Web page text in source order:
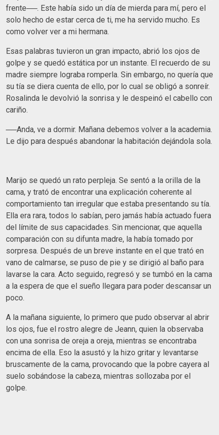
frente──. Este había sido un día de mierda para mí, pero el
solo hecho de estar cerca de ti, me ha servido mucho. Es
como volver ver a mi hermana.
Esas palabras tuvieron un gran impacto, abrió los ojos de
golpe y se quedó estática por un instante. El recuerdo de su
madre siempre lograba romperla. Sin embargo, no quería que
su tía se diera cuenta de ello, por lo cual se obligó a sonreír.
Rosalinda le devolvió la sonrisa y le despeinó el cabello con
cariño.
──Anda, ve a dormir. Mañana debemos volver a la academia.
Le dijo para después abandonar la habitación dejándola sola.
Marijo se quedó un rato perpleja. Se sentó a la orilla de la
cama, y trató de encontrar una explicación coherente al
comportamiento tan irregular que estaba presentando su tía.
Ella era rara, todos lo sabían, pero jamás había actuado fuera
del límite de sus capacidades. Sin mencionar, que aquella
comparación con su difunta madre, la había tomado por
sorpresa. Después de un breve instante en el que trató en
vano de calmarse, se puso de pie y se dirigió al baño para
lavarse la cara. Acto seguido, regresó y se tumbó en la cama
a la espera de que el sueño llegara para poder descansar un
poco.
A la mañana siguiente, lo primero que pudo observar al abrir
los ojos, fue el rostro alegre de Jeann, quien la observaba
con una sonrisa de oreja a oreja, mientras se encontraba
encima de ella. Eso la asustó y la hizo gritar y levantarse
bruscamente de la cama, provocando que la pobre cayera al
suelo sobándose la cabeza, mientras sollozaba por el
golpe.